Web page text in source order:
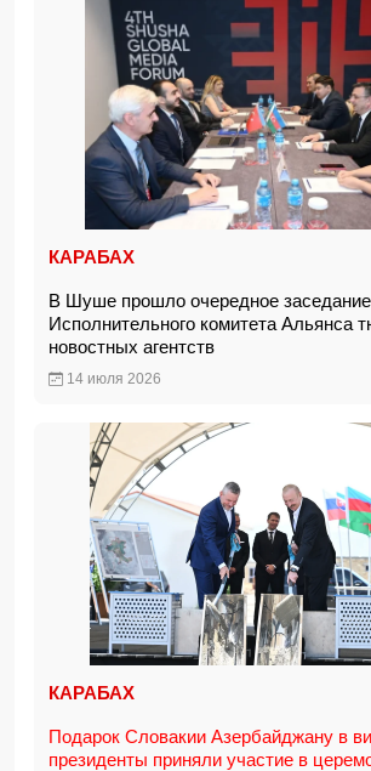
КАРАБАХ
В Шуше прошло очередное заседание
Исполнительного комитета Альянса
новостных агентств
14 июля 2026
КАРАБАХ
Подарок Словакии Азербайджану в
президенты приняли участие в